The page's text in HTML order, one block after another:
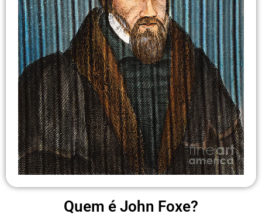
Quem é John Foxe?